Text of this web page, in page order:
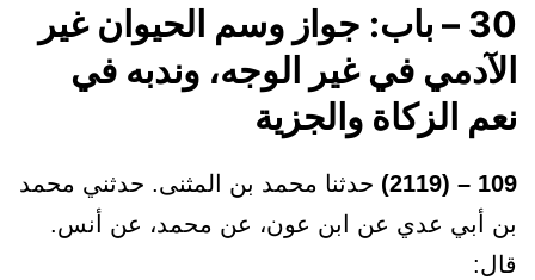
30 – باب: جواز وسم الحيوان غير
الآدمي في غير الوجه، وندبه في
نعم الزكاة والجزية
109 – (2119)
حدثنا محمد بن المثنى. حدثني محمد
بن أبي عدي عن ابن عون، عن محمد، عن أنس.
قال: